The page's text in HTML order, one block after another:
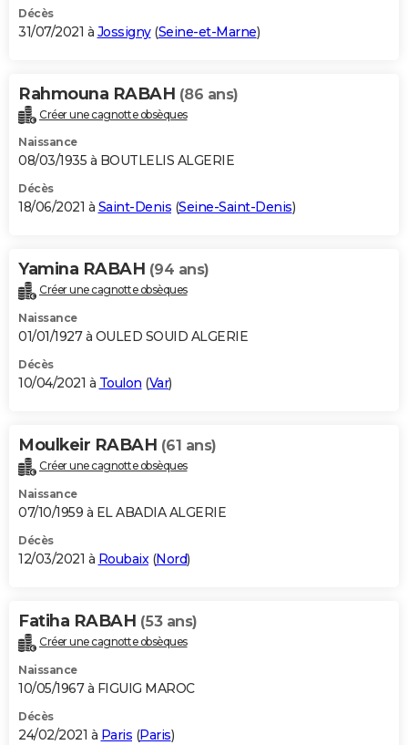
Décès
31/07/2021 à Jossigny(Seine-et-Marne)
Rahmouna RABAH (86 ans)
Créer une cagnotte obsèques
Naissance
08/03/1935 à BOUTLELIS ALGERIE
Décès
18/06/2021 à Saint-Denis (Seine-Saint-Denis)
Yamina RABAH (94 ans)
Créer une cagnotte obsèques
Naissance
01/01/1927 à OULED SOUID ALGERIE
Décès
10/04/2021 à Toulon (Var)
Moulkeir RABAH (61 ans)
Créer une cagnotte obsèques
Naissance
07/10/1959 à EL ABADIA ALGERIE
Décès
12/03/2021 à Roubaix(Nord)
Fatiha RABAH (53 ans)
Créer une cagnotte obsèques
Naissance
10/05/1967 à FIGUIG MAROC
Décès
24/02/2021 à Paris (Paris)